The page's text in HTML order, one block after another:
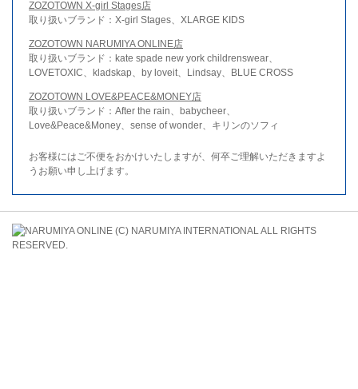
ZOZOTOWN X-girl Stages店
取り扱いブランド：X-girl Stages、XLARGE KIDS
ZOZOTOWN NARUMIYA ONLINE店
取り扱いブランド：kate spade new york childrenswear、
LOVETOXIC、kladskap、by loveit、Lindsay、BLUE CROSS
ZOZOTOWN LOVE&PEACE&MONEY店
取り扱いブランド：After the rain、babycheer、
Love&Peace&Money、sense of wonder、キリンのソフィ
お客様にはご不便をおかけいたしますが、何卒ご理解いただきますよ
うお願い申し上げます。